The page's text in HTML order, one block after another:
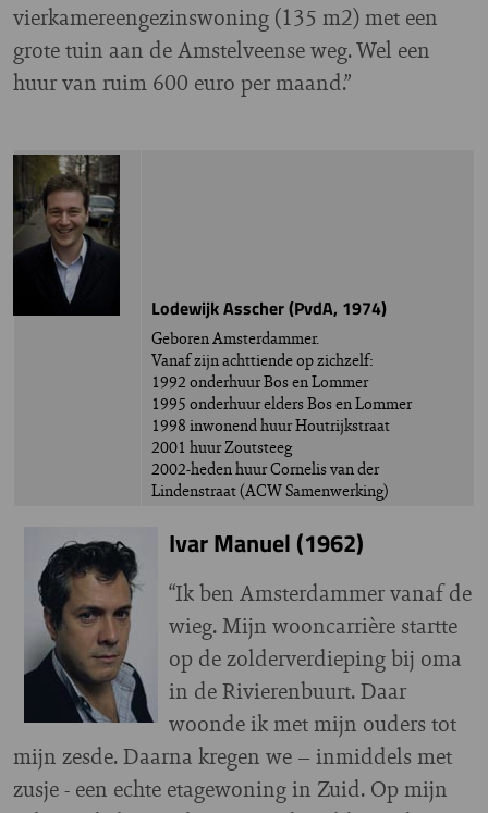
vierkamereengezinswoning (135 m2) met een
grote tuin aan de Amstelveense weg. Wel een
huur van ruim 600 euro per maand.”
Lodewijk Asscher (PvdA, 1974)
Geboren Amsterdammer.
Vanaf zijn achttiende op zichzelf:
1992 onderhuur Bos en Lommer
1995 onderhuur elders Bos en Lommer
1998 inwonend huur Houtrijkstraat
2001 huur Zoutsteeg
2002-heden huur Cornelis van der
Lindenstraat (ACW Samenwerking)
Ivar Manuel (1962)
“Ik ben Amsterdammer vanaf de
wieg. Mijn wooncarrière startte
op de zolderverdieping bij oma
in de Rivierenbuurt. Daar
woonde ik met mijn ouders tot
mijn zesde. Daarna kregen we – inmiddels met
zusje - een echte etagewoning in Zuid. Op mijn